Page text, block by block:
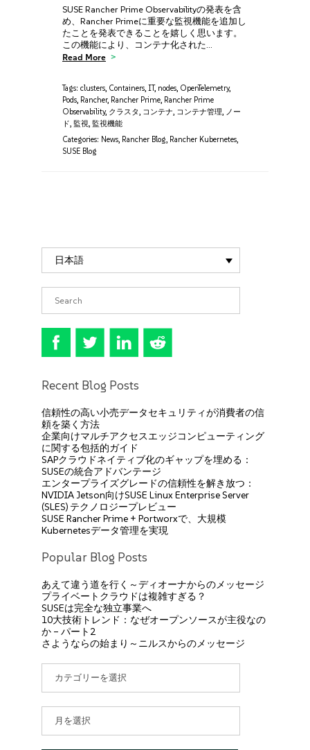
SUSE Rancher Prime Observabilityの発表を含
め、Rancher Primeに重要な監視機能を追加し
たことを発表できることを嬉しく思います。
この機能により、コンテナ化された…
Read More
Tags: clusters, Containers, IT, nodes, OpenTelemetry,
Pods, Rancher, Rancher Prime, Rancher Prime
Observability, クラスタ, コンテナ, コンテナ管理, ノー
ド, 監視, 監視機能
Categories: News, Rancher Blog, Rancher Kubernetes,
SUSE Blog
日本語
Recent Blog Posts
信頼性の高い小売データセキュリティが消費者の信
頼を築く方法
企業向けマルチアクセスエッジコンピューティング
に関する包括的ガイド
SAPクラウドネイティブ化のギャップを埋める：
SUSEの統合アドバンテージ
エンタープライズグレードの信頼性を解き放つ：
NVIDIA Jetson向けSUSE Linux Enterprise Server
(SLES) テクノロジープレビュー
SUSE Rancher Prime + Portworxで、大規模
Kubernetesデータ管理を実現
Popular Blog Posts
あえて違う道を行く～ディオーナからのメッセージ
プライベートクラウドは複雑すぎる？
SUSEは完全な独立事業へ
10大技術トレンド：なぜオープンソースが主役なの
か – パート2
さようならの始まり～ニルスからのメッセージ
ゴ
リ
カ